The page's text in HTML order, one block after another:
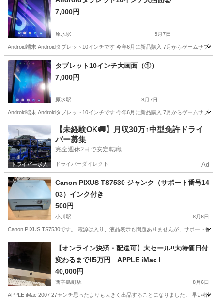
7,000円
原水駅 8月7日
Android端末 Androidタブレット10インチです 今年6月に新品購入 7月からゲームサブ
熊本 菊池郡 原水駅 デスクトップパソコン
タブレット10インチ大画面（①）
7,000円
原水駅 8月7日
Android端末 Androidタブレット10インチです 今年6月に新品購入 7月からゲームサブ
菊池郡 原水駅 その他
【未経験OK🚚】月収30万↑中型免許ドライ
バー募集
完全週休2日で安定転職
ドライバーダイレクト Ad
Canon PIXUS TS7530 ジャンク（サポート番号14
03）インク付き
500円
小川駅 8月6日
Canon PIXUS TS7530です。 電源は入り、液晶表示も問題ありませんが、サポート番
熊本 宇城市 小川駅 プリンター
【オンライン決済・配送可】大セール‼️大特価日付
変わるまで‼️5万円 APPLE iMac I
40,000円
西辛島町駅 8月6日
APPLE iMac 2007 27センチ思ったよりも大きく出品することになりました。 早い者